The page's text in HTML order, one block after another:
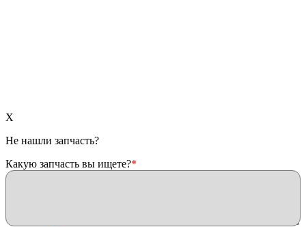
X
Не нашли запчасть?
Какую запчасть вы ищете?*